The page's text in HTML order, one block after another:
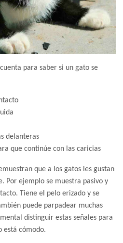
para saber si un gato se
delanteras
que continúe con las caricias
que a los gatos les gustan
Por ejemplo se muestra pasivo y
Tiene el pelo erizado y se
puede parpadear muchas
distinguir estas señales para
está cómodo.